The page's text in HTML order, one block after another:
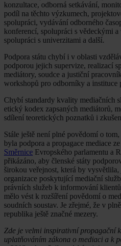
konzultace, odborná setkávání,
podíl na těchto výzkumech,
spolupráci, vydávání odborného
konferencí, spolupráci s vědeckými
spolupráci s univerzitami a další.
Podpora státu chybí i v oblasti
podporou jejich supervize, realizací
mediátory, soudce a justiční
workshopů pro odborníky a instituce
Chybí standardy kvality mediačních
etický kodex zapsaných mediátorů,
sdílení teoretických poznatků i
Stále ještě není plné povědomí o
byla podpora a propagace mediace
Směrnice Evropského parlamentu a
přikázáno, aby členské státy
širokou veřejnost, která by
organizace poskytující mediační
právních služeb k informování
mělo vést k rozšíření povědomí o
soudních soustav. Je zřejmé, že v
republika ještě značné mezery.
Zde je velmi inspirativní propagační
uplatňováním zákona o mediaci a k